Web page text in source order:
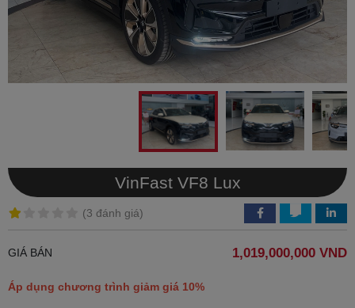
VinFast VF8 Lux
(3 đánh giá)
GIÁ BÁN 1,019,000,000 VND
Áp dụng chương trình giảm giá 10%